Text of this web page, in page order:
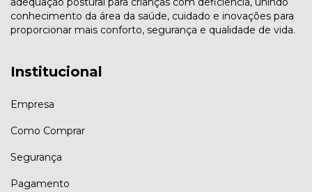
conhecimento da área da saúde, cuidado e inovações para
proporcionar mais conforto, segurança e qualidade de vida.
Institucional
Empresa
Como Comprar
Segurança
Pagamento